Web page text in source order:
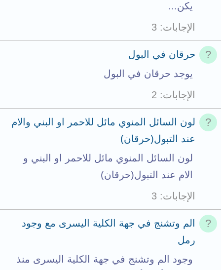
يكن...
الإجابات
3
حرقان في البول
يوجد حرقان في البول
الإجابات
2
لون السائل المنوي مائل للاحمر او البني والام
عند التبول(حرقان)
لون السائل المنوي مائل للاحمر او البني و
الام عند التبول(حرقان)
الإجابات
3
الم وتشنج في جهة الكلية اليسرى مع وجود
رمل
وجود الم وتشنج في جهة الكلية اليسرى منذ